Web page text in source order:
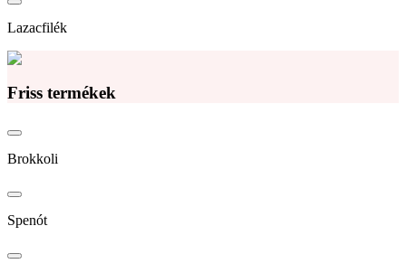
Lazacfilék
Friss termékek
Brokkoli
Spenót